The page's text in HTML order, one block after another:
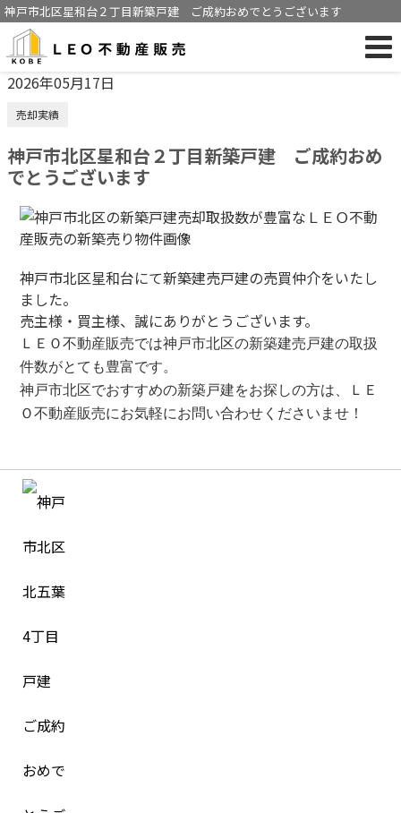
神戸市北区星和台２丁目新築戸建 ご成約おめでとうございます
2026年05月17日
売却実績
神戸市北区星和台２丁目新築戸建 ご成約おめ
でとうございます
神戸市北区星和台にて新築建売戸建の売買仲介をいたし
ました。
売主様・買主様、誠にありがとうございます。
ＬＥＯ不動産販売では神戸市北区の新築建売戸建の取扱
件数がとても豊富です。
神戸市北区でおすすめの新築戸建をお探しの方は、ＬＥ
Ｏ不動産販売にお気軽にお問い合わせくださいませ！